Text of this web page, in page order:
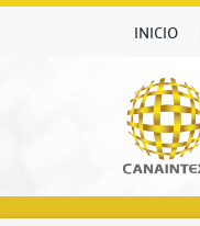
INICIO